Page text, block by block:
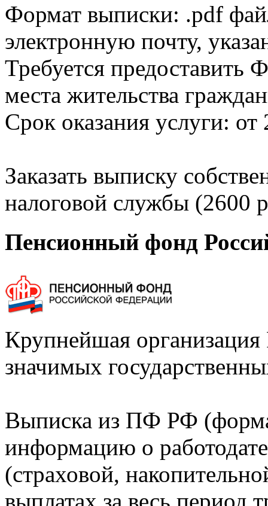
Формат выписки: .pdf
электронную почту,
Требуется
места жительства
Срок оказания услуги: от
Заказать выписку
налоговой службы (2600
Пенсионный фонд
Крупнейшая
значимых
Выписка из ПФ РФ
информацию о
(страховой,
выплатах за весь период